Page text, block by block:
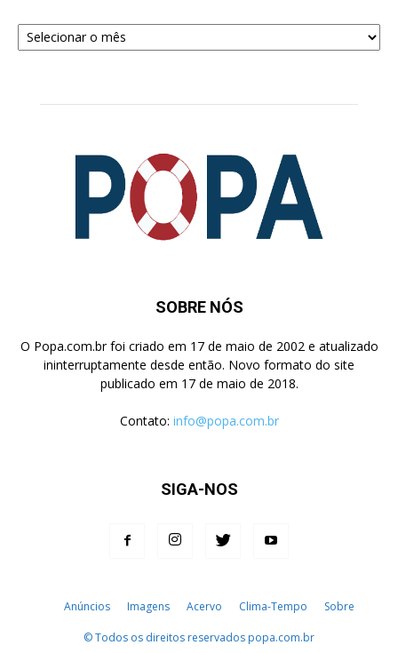
Arquivos
para
SOBRE NÓS
O Popa.com.br foi criado em 17 de maio de 2002 e atualizado
ininterruptamente desde então. Novo formato do site
publicado em 17 de maio de 2018.
Contato: info@popa.com.br
SIGA-NOS
Anúncios Imagens Acervo Clima-Tempo Sobre
© Todos os direitos reservados popa.com.br